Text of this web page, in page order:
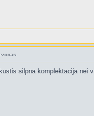
silpna komplektacija nei